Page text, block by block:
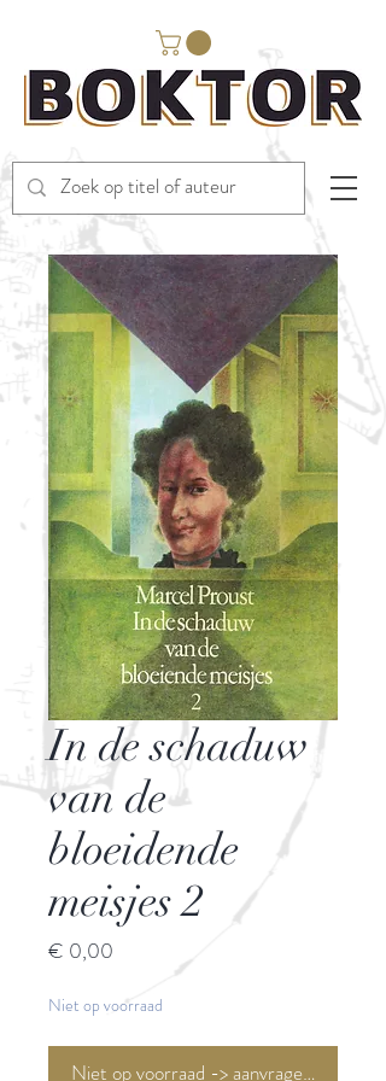
In de schaduw
van de
bloeidende
meisjes 2
€ 0,00
Niet op voorraad
Niet op voorraad -> aanvragen <-